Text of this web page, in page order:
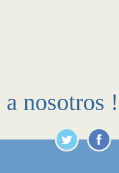
nosotros !